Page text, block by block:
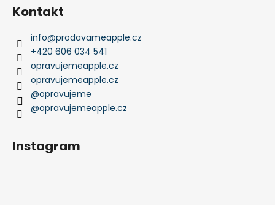
Kontakt
info@prodavameapple.cz
+420 606 034 541
opravujemeapple.cz
opravujemeapple.cz
@opravujeme
@opravujemeapple.cz
Instagram